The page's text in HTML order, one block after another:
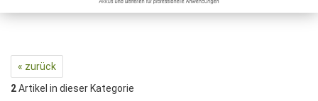
« zurück
2Artikel in dieser Kategorie